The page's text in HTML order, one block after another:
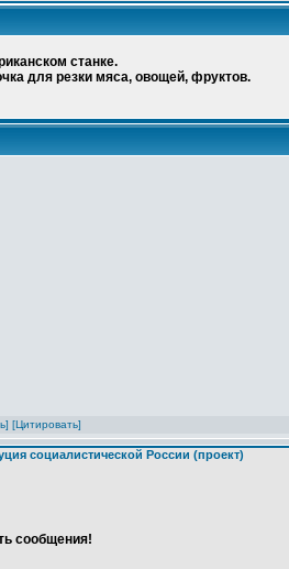
станке.
для резки мяса, овощей, фруктов.
[Цитировать]
социалистической России (проект)
сообщения!